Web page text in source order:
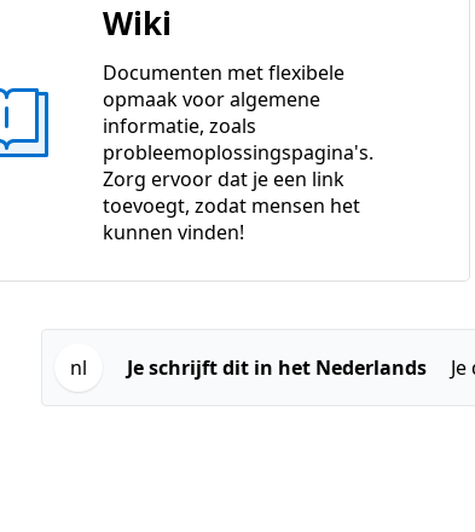
Wiki
Documenten met flexibele
opmaak voor algemene
informatie, zoals
probleemoplossingspagina's.
Zorg ervoor dat je een link
toevoegt, zodat mensen het
kunnen vinden!
nl Je schrijft dit in het Nederlands